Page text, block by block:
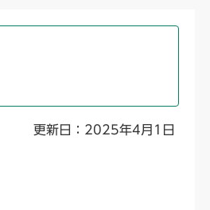
更新日：2025年4月1日